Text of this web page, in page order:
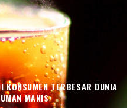
KONSUMEN TERBESAR DUNIA
MANIS